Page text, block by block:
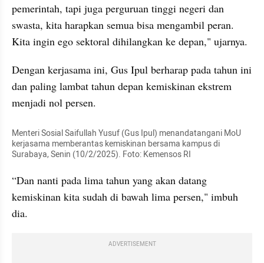
pemerintah, tapi juga perguruan tinggi negeri dan
swasta, kita harapkan semua bisa mengambil peran.
Kita ingin ego sektoral dihilangkan ke depan," ujarnya.
Dengan kerjasama ini, Gus Ipul berharap pada tahun ini
dan paling lambat tahun depan kemiskinan ekstrem
menjadi nol persen.
Menteri Sosial Saifullah Yusuf (Gus Ipul) menandatangani MoU
kerjasama memberantas kemiskinan bersama kampus di
Surabaya, Senin (10/2/2025). Foto: Kemensos RI
“Dan nanti pada lima tahun yang akan datang
kemiskinan kita sudah di bawah lima persen," imbuh
dia.
ADVERTISEMENT